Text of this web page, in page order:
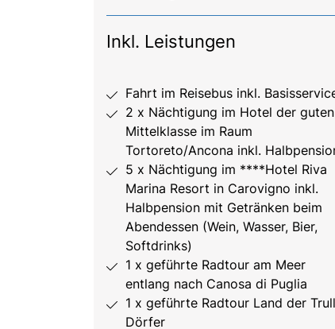
Inkl. Leistungen
Fahrt im Reisebus inkl.
2 x Nächtigung im Hotel der guten
Mittelklasse im Raum
Tortoreto/Ancona inkl.
5 x Nächtigung im ****Hotel Riva
Marina Resort in Carovigno inkl.
Halbpension mit Getränken beim
Abendessen (Wein, Wasser, Bier,
Softdrinks)
1 x geführte Radtour am Meer
entlang nach Canosa di Puglia
1 x geführte Radtour Land der
Dörfer